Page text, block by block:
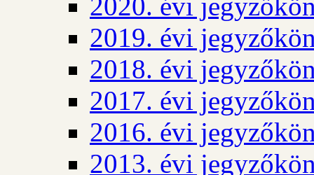
2020. évi
2019. évi
2018. évi
2017. évi
2016. évi
2013. évi